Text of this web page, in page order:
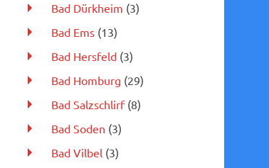
Bad Dürkheim (3)
Bad Ems(13)
Bad Hersfeld(3)
Bad Homburg (29)
Bad Salzschlirf(8)
Bad Soden (3)
Bad Vilbel(3)